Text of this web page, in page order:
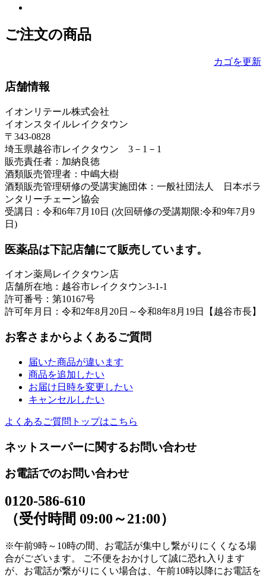
ご注文の商品
カゴを更新
店舗情報
イオンリテール株式会社
イオンスタイルレイクタウン
〒343-0828
埼玉県越谷市レイクタウン 3－1－1
販売責任者：加納良徳
酒類販売管理者：中嶋大樹
酒類販売管理研修の受講実施団体：一般社団法人 日本ボラ
ンタリーチェーン協会
受講日：令和6年7月10日 (次回研修の受講期限:令和9年7月9
日)
医薬品は下記店舗にて販売しています。
イオン薬局レイクタウン店
店舗所在地：越谷市レイクタウン3-1-1
許可番号：第10167号
許可年月日：令和2年8月20日～令和8年8月19日【越谷市長】
お客さまからよくあるご質問
届いた商品が違います
商品を追加したい
お届け日時を変更したい
キャンセルしたい
よくあるご質問トップはこちら
ネットスーパーに関するお問い合わせ
お電話でのお問い合わせ
0120-586-610
（受付時間 09:00～21:00）
※午前9時～10時の間、お電話が集中し繋がりにくくなる場
合がございます。 ご不便をおかけして誠に恐れ入ります
が、お電話が繋がりにくい場合は、午前10時以降にお電話を